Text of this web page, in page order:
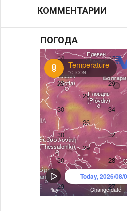
КОММЕНТАРИИ
ПОГОДА